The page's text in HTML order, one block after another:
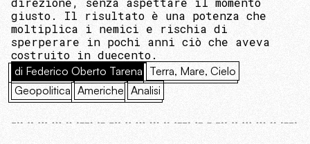
giusto. Il risultato è una potenza che
moltiplica i nemici e rischia di
sperperare in pochi anni ciò che aveva
costruito in duecento.
di Federico Oberto Tarena Terra, Mare, Cielo
Geopolitica Americhe Analisi